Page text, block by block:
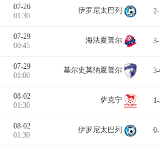
07-26
01:30
伊罗尼太巴列
07-29
00:45
海法夏普尔
07-29
01:00
基尔史莫纳夏普尔
08-02
01:30
萨克宁
08-02
01:30
伊罗尼太巴列